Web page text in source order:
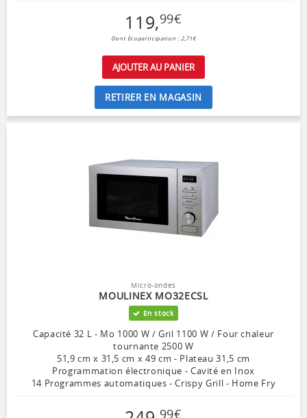
119,99€
Dont Ecoparticipation : 2,71€
AJOUTER AU PANIER
RETIRER EN MAGASIN
Micro-ondes
MOULINEX MO32ECSL
En stock
Capacité 32 L - Mo 1000 W / Gril 1100 W / Four chaleur
tournante 2500 W
51,9 cm x 31,5 cm x 49 cm - Plateau 31,5 cm
Programmation électronique - Cavité en Inox
14 Programmes automatiques - Crispy Grill - Home Fry
99€